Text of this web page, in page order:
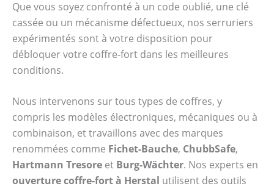
Que vous soyez confronté à un code oublié, une clé
cassée ou un mécanisme défectueux, nos serruriers
expérimentés sont à votre disposition pour
débloquer votre coffre-fort dans les meilleures
conditions.
Nous intervenons sur tous types de coffres, y
compris les modèles électroniques, mécaniques ou à
combinaison, et travaillons avec des marques
renommées comme Fichet-Bauche, ChubbSafe,
Hartmann Tresore et Burg-Wächter. Nos experts en
ouverture coffre-fort à Herstal utilisent des outils